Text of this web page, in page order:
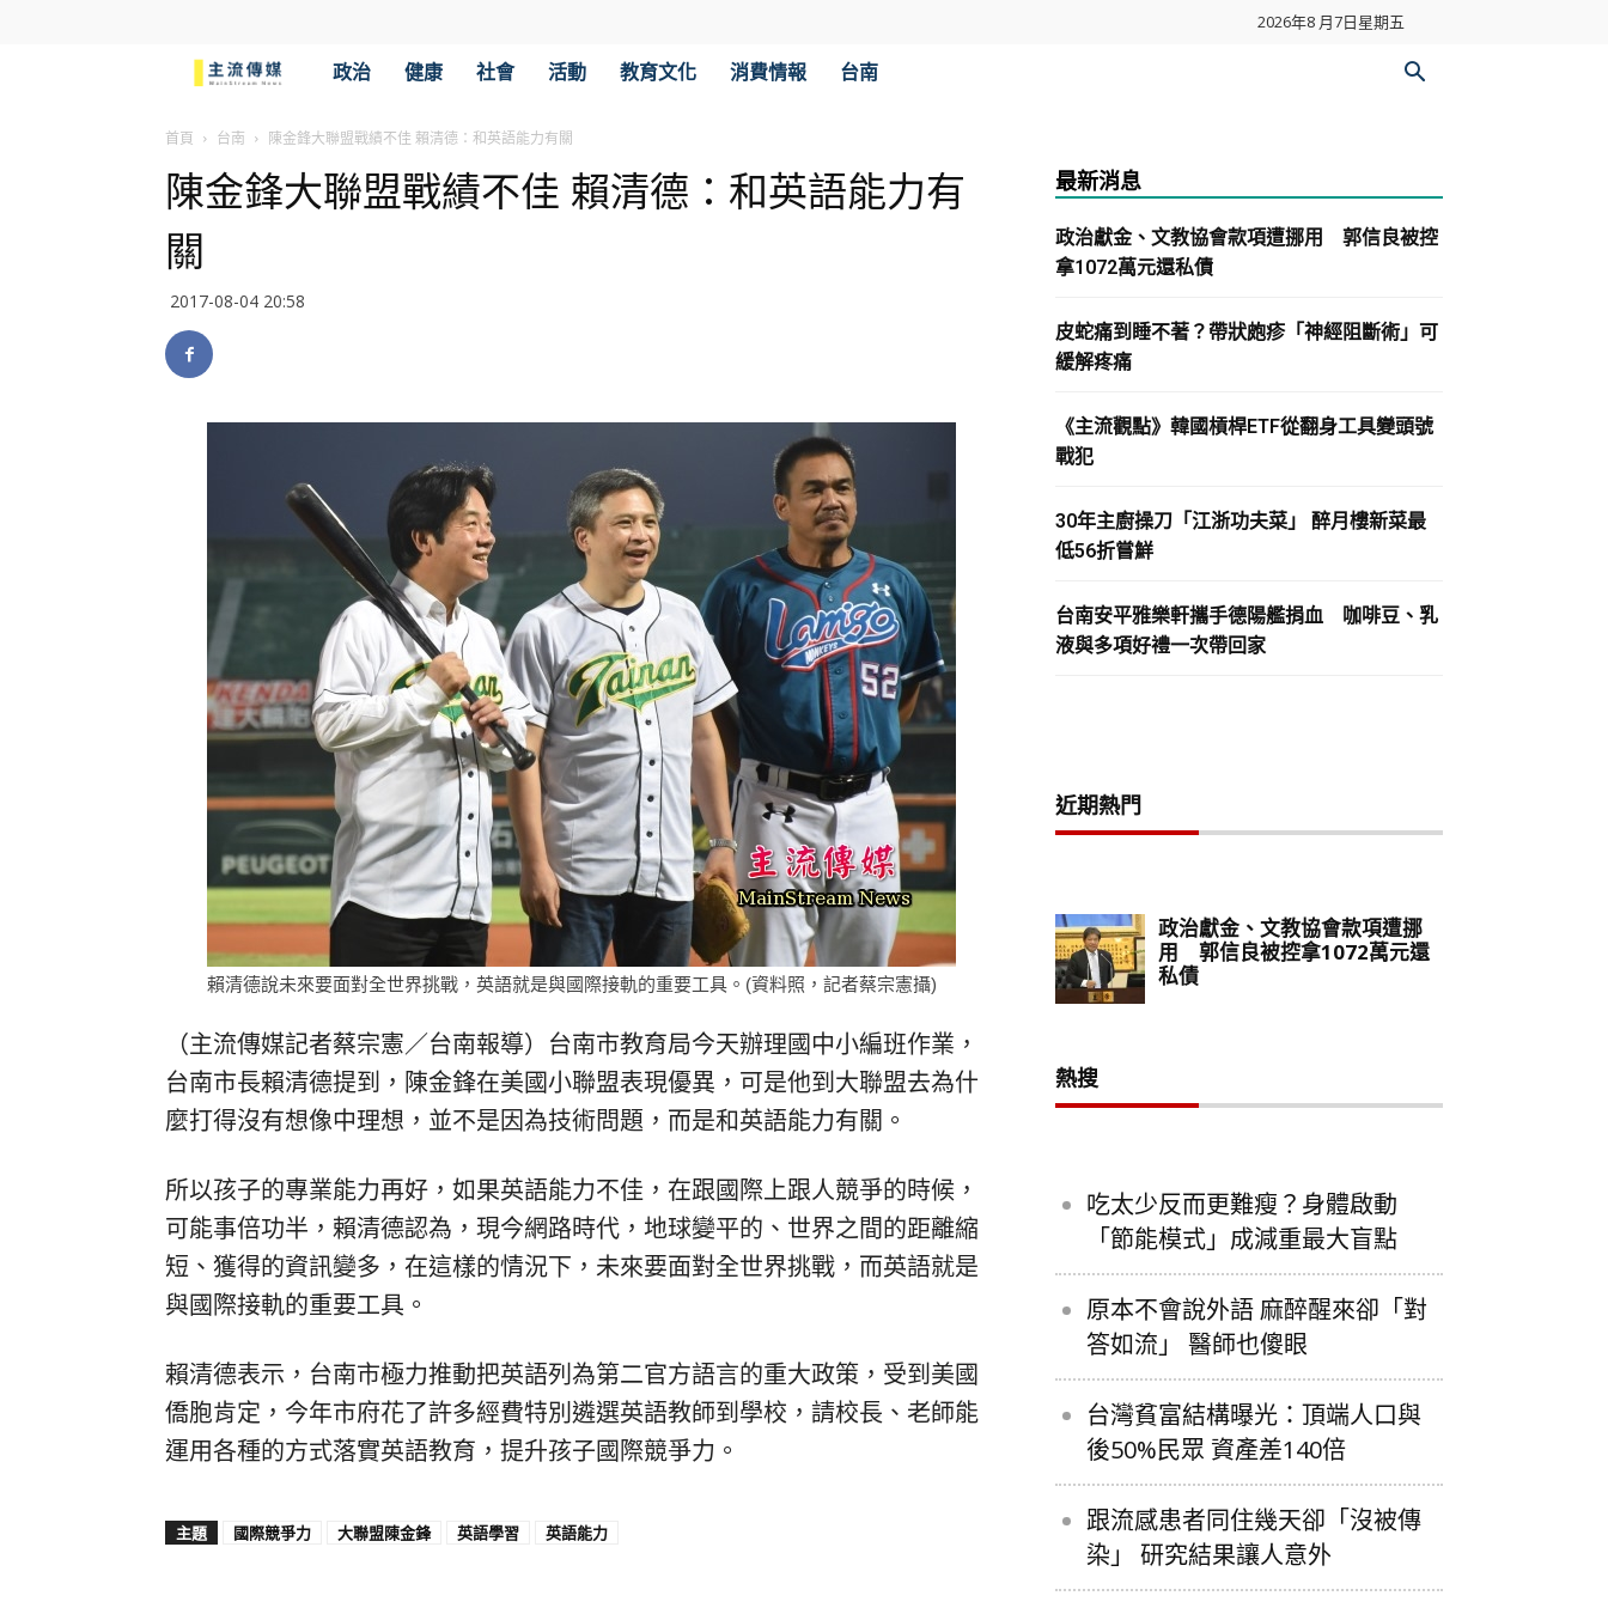
2026年8 月7日星期五
流
傳
政治 健康 社會 活動 教育文化 消費情報 台南
首頁 台南 陳金鋒大聯盟戰績不佳 賴清德：和英語能力有關
陳金鋒大聯盟戰績不佳 賴清德：和英語能力有
關
2017-08-04 20:58
賴清德說未來要面對全世界挑戰，英語就是與國際接軌的重要工具。(資料照，記者蔡宗憲攝)
（主流傳媒記者蔡宗憲／台南報導）台南市教育局今天辦理國中小編班作業，
台南市長賴清德提到，陳金鋒在美國小聯盟表現優異，可是他到大聯盟去為什
麼打得沒有想像中理想，並不是因為技術問題，而是和英語能力有關。
所以孩子的專業能力再好，如果英語能力不佳，在跟國際上跟人競爭的時候，
可能事倍功半，賴清德認為，現今網路時代，地球變平的、世界之間的距離縮
短、獲得的資訊變多，在這樣的情況下，未來要面對全世界挑戰，而英語就是
與國際接軌的重要工具。
賴清德表示，台南市極力推動把英語列為第二官方語言的重大政策，受到美國
僑胞肯定，今年市府花了許多經費特別遴選英語教師到學校，請校長、老師能
運用各種的方式落實英語教育，提升孩子國際競爭力。
主題 國際競爭力 大聯盟陳金鋒 英語學習 英語能力
最新消息
政治獻金、文教協會款項遭挪用 郭信良被控
拿1072萬元還私債
皮蛇痛到睡不著？帶狀皰疹「神經阻斷術」可
緩解疼痛
《主流觀點》韓國槓桿ETF從翻身工具變頭號
戰犯
30年主廚操刀「江浙功夫菜」 醉月樓新菜最
低56折嘗鮮
台南安平雅樂軒攜手德陽艦捐血 咖啡豆、乳
液與多項好禮一次帶回家
近期熱門
熱搜
吃太少反而更難瘦？身體啟動
「節能模式」成減重最大盲點
原本不會說外語 麻醉醒來卻「對
答如流」 醫師也傻眼
台灣貧富結構曝光：頂端人口與
後50%民眾 資產差140倍
跟流感患者同住幾天卻「沒被傳
染」 研究結果讓人意外